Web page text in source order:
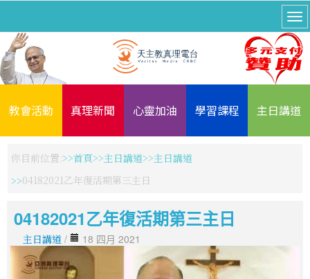
教會活動 真理新聞 心靈加油 學習課程 主日講道
你目前位置: 首頁 主日講道
主日講道
04182021乙年復活期第三主日
04182021乙年復活期第三主日
主日講道 / 18 四月 2021